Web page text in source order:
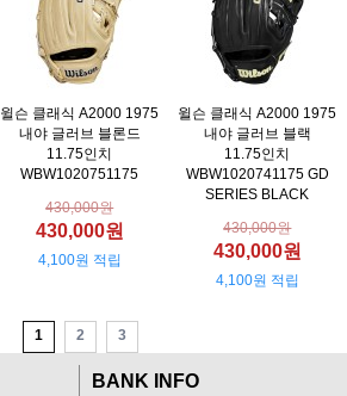
윌슨 클래식 A2000 1975
내야 글러브 블론드
11.75인치
WBW1020751175
430,000원
430,000원
4,100원 적립
윌슨 클래식 A2000 1975
내야 글러브 블랙
11.75인치
WBW1020741175 GD
SERIES BLACK
430,000원
430,000원
4,100원 적립
1 2 3
BANK INFO